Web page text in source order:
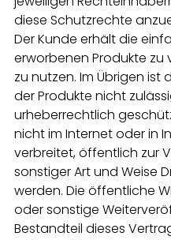
diese Schutzrechte
Der Kunde erhält die
erworbenen Produkte
zu nutzen. Im Übrigen ist
der Produkte nicht
urheberrechtlich
nicht im Internet oder in
verbreitet, öffentlich zur
sonstiger Art und Weise
werden. Die öffentliche
oder sonstige
Bestandteil dieses